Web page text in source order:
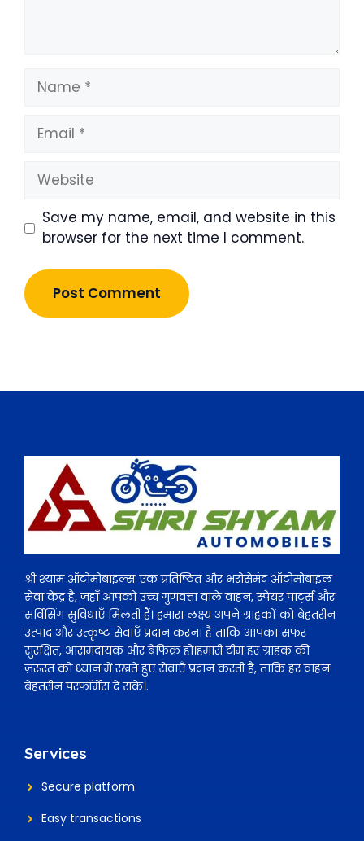
Name
Email
Website
Save my name, email, and website in this
browser for the next time I comment.
श्री श्याम ऑटोमोबाइल्स एक प्रतिष्ठित और भरोसेमंद ऑटोमोबाइल
सेवा केंद्र है, जहाँ आपको उच्च गुणवत्ता वाले वाहन, स्पेयर पार्ट्स और
सर्विसिंग सुविधाएँ मिलती हैं। हमारा लक्ष्य अपने ग्राहकों को बेहतरीन
उत्पाद और उत्कृष्ट सेवाएँ प्रदान करना है ताकि आपका सफर
सुरक्षित, आरामदायक और बेफिक्र हो।हमारी टीम हर ग्राहक की
ज़रूरत को ध्यान में रखते हुए सेवाएँ प्रदान करती है, ताकि हर वाहन
बेहतरीन परफॉर्मेंस दे सके।.
Services
Secure platform
Easy transactions